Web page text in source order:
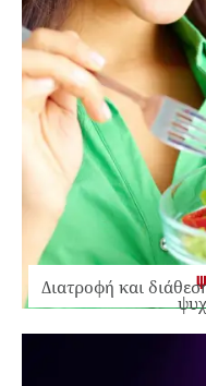
Διατροφή και